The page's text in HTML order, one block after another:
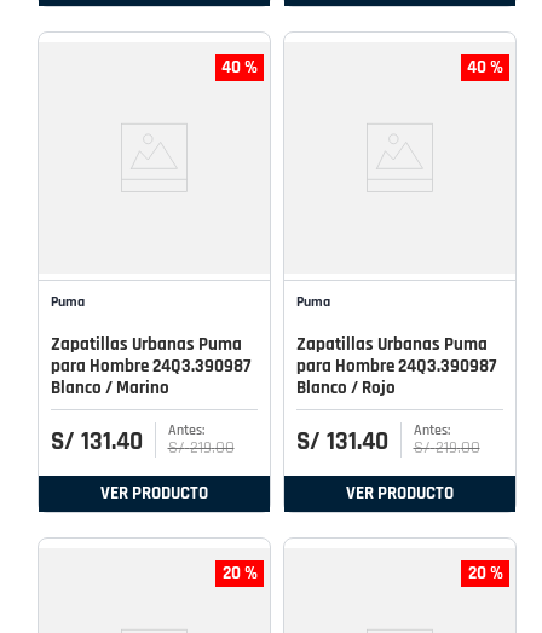
40 %
Puma
Zapatillas Urbanas Puma
para Hombre 24Q3.390987
Blanco / Marino
S/ 131.40 S/ 219.00
VER PRODUCTO
40 %
Puma
Zapatillas Urbanas Puma
para Hombre 24Q3.390987
Blanco / Rojo
S/ 131.40 S/ 219.00
VER PRODUCTO
20 % 20 %